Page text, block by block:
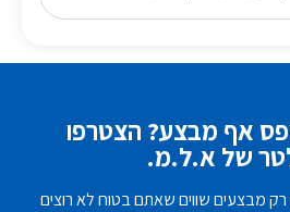
אף מבצע? הצטרפו
של א.ל.מ.
מבצעים שווים שאתם בטוח לא רוצים